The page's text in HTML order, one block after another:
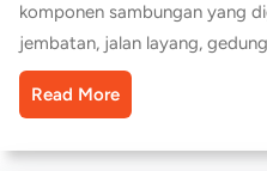
komponen sambungan yang
jembatan, jalan layang,
Read More